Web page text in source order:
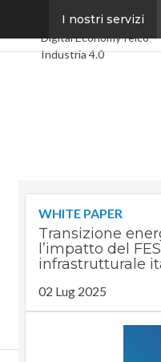
I nostri servizi
Ultimi articoli
Digital EconomyTelco
Industria 4.0
WHITE PAPER
Transizione
l’impatto del
infrastrutturale
02 Lug 2025